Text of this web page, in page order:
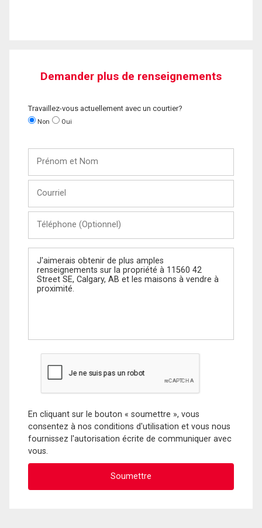
Demander plus de renseignements
Travaillez-vous actuellement avec un courtier?
Non Oui
Nom
(Optionnel)
Message
En cliquant sur le bouton « soumettre », vous
consentez à nos conditions d'utilisation et vous nous
fournissez l'autorisation écrite de communiquer avec
vous.